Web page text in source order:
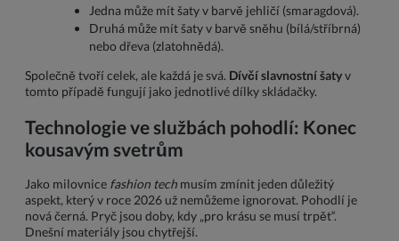
Jedna může mít šaty v barvě jehličí (smaragdová).
Druhá může mít šaty v barvě sněhu (bílá/stříbrná)
nebo dřeva (zlatohnědá).
Společně tvoří celek, ale každá je svá. Dívčí slavnostní šatyv
tomto případě fungují jako jednotlivé dílky skládačky.
Technologie ve službách pohodlí: Konec
kousavým svetrům
Jako milovnice fashion tech musím zmínit jeden důležitý
aspekt, který v roce 2026 už nemůžeme ignorovat. Pohodlí je
nová černá. Pryč jsou doby, kdy „pro krásu se musí trpět“.
Dnešní materiály jsou chytřejší.